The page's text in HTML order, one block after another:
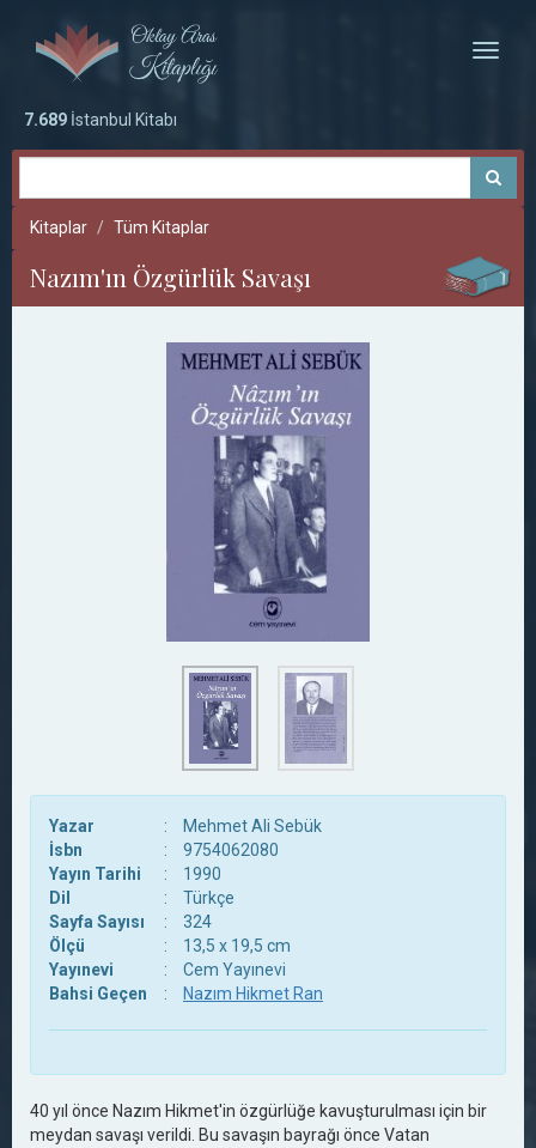
Toggle
7.689 İstanbul Kitabı
Kitaplar Tüm Kitaplar
Nazım'ın Özgürlük Savaşı
Yazar :
Mehmet Ali Sebük
İsbn
:
9754062080
Yayın Tarihi
:
1990
Dil
:
Türkçe
Sayfa Sayısı
:
324
Ölçü
:
13,5 x 19,5 cm
Yayınevi
:
Cem Yayınevi
Bahsi Geçen
: Nazım Hikmet Ran
40 yıl önce Nazım Hikmet'in özgürlüğe kavuşturulması için bir
meydan savaşı verildi. Bu savaşın bayrağı önce Vatan